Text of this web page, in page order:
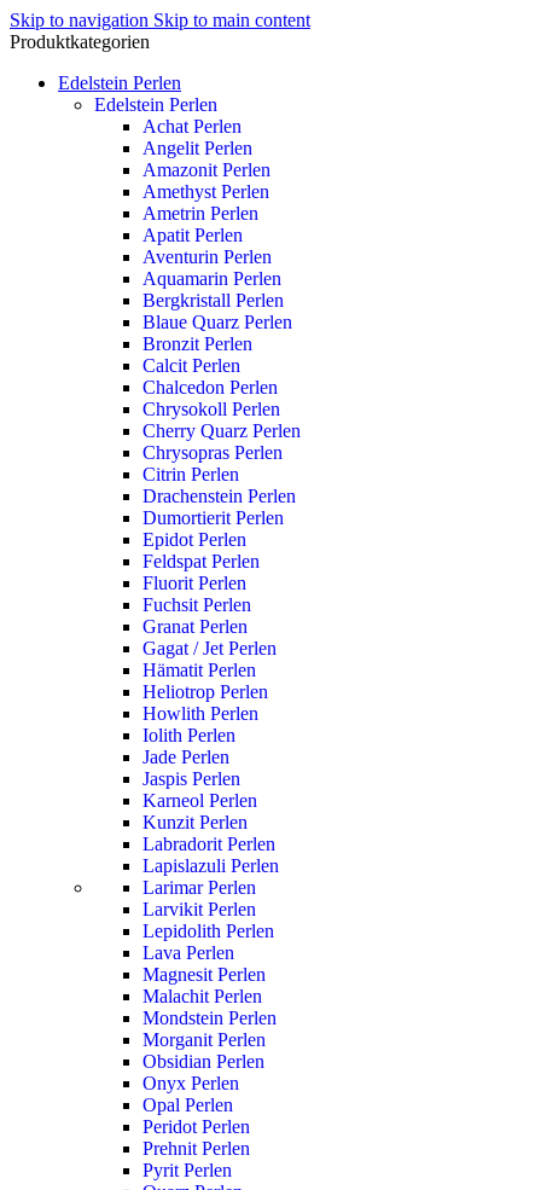
Skip to navigation Skip to main content
Produktkategorien
Edelstein Perlen
Edelstein Perlen
Achat Perlen
Angelit Perlen
Amazonit Perlen
Amethyst Perlen
Ametrin Perlen
Apatit Perlen
Aventurin Perlen
Aquamarin Perlen
Bergkristall Perlen
Blaue Quarz Perlen
Bronzit Perlen
Calcit Perlen
Chalcedon Perlen
Chrysokoll Perlen
Cherry Quarz Perlen
Chrysopras Perlen
Citrin Perlen
Drachenstein Perlen
Dumortierit Perlen
Epidot Perlen
Feldspat Perlen
Fluorit Perlen
Fuchsit Perlen
Granat Perlen
Gagat / Jet Perlen
Hämatit Perlen
Heliotrop Perlen
Howlith Perlen
Iolith Perlen
Jade Perlen
Jaspis Perlen
Karneol Perlen
Kunzit Perlen
Labradorit Perlen
Lapislazuli Perlen
Larimar Perlen
Larvikit Perlen
Lepidolith Perlen
Lava Perlen
Magnesit Perlen
Malachit Perlen
Mondstein Perlen
Morganit Perlen
Obsidian Perlen
Onyx Perlen
Opal Perlen
Peridot Perlen
Prehnit Perlen
Pyrit Perlen